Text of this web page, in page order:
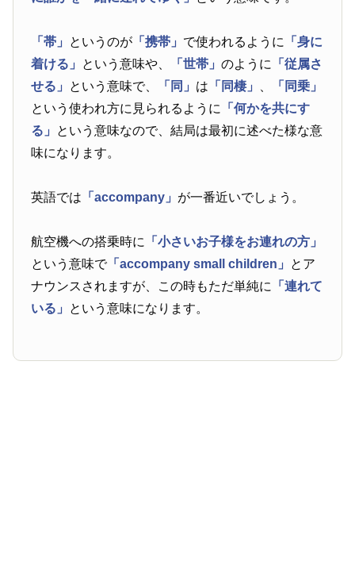
「帯」 というのが 「携帯」 で使われるように
「身に
着ける」 という意味や、 「世帯」のように
「従属さ
せる」 という意味で、 「同」 は 「同棲」
「同乗」
という使われ方に見られるように
「何かを共にす
る」 という意味なので、結局は最初に述べた様な意
味になります。
英語では 「accompany」 が一番近いでしょう。
航空機への搭乗時に
「小さいお子様をお連れの方」
という意味で「accompany small children」 とア
ナウンスされますが、この時もただ単純に
「連れて
いる」 という意味になります。